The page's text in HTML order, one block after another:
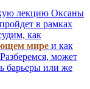
лекцию Оксаны
в рамках
как
мире и как
может
барьеры или же